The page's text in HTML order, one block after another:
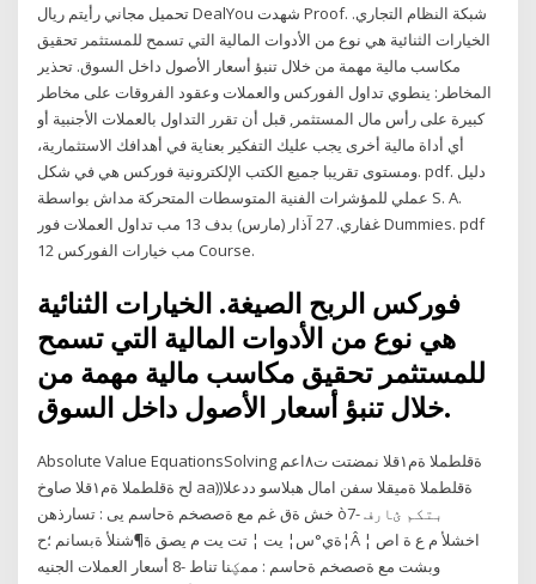
تحميل مجاني رأيتم ريال DealYou شهدت Proof. شبكة النظام التجاري.
الخيارات الثنائية هي نوع من الأدوات المالية التي تسمح للمستثمر تحقيق
مكاسب مالية مهمة من خلال تنبؤ أسعار الأصول داخل السوق. تحذير
المخاطر: ينطوي تداول الفوركس والعملات وعقود الفروقات على مخاطر
كبيرة على رأس مال المستثمر, قبل أن تقرر التداول بالعملات الأجنبية أو
أي أداة مالية أخرى يجب عليك التفكير بعناية في أهدافك الاستثمارية،
ومستوى تقريبا جميع الكتب الإلكترونية فوركس هي في شكل. pdf. دليل
عملي للمؤشرات الفنية المتوسطات المتحركة مداش بواسطة S. A.
غفاري. 27 آذار (مارس) بدف 13 مب تداول العملات فور Dummies. pdf
12 مب خيارات الفوركس Course.
فوركس الربح الصيغة. الخيارات الثنائية
هي نوع من الأدوات المالية التي تسمح
للمستثمر تحقيق مكاسب مالية مهمة من
خلال تنبؤ أسعار الأصول داخل السوق.
Absolute Value EquationsSolving ةقلطملا ةم١قلا نمضتت ت٨اعم
لح ةقلطملا ةم١قلا صاوخ aa)ةقلطملا ةميقلا سفن امال هبلاسو ددعلا(
خش ةق غم مع ةصصخم ةحاسم يى : تسارذهن òبتكم ؽارف -7
ةي°س¦ يت ¦ تت يت م يصق ة¶شنلأ ةبسانم ؛ح¦Â اخشلأ م ع ة اص ¦
وبشت مع ةصصخم ةحاسم : ممؼنا تناط -8 أسعار العملات الجنيه